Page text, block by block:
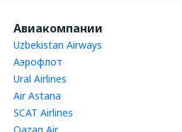
Авиакомпании
Uzbekistan Airways
Аэрофлот
Ural Airlines
Air Astana
SCAT Airlines